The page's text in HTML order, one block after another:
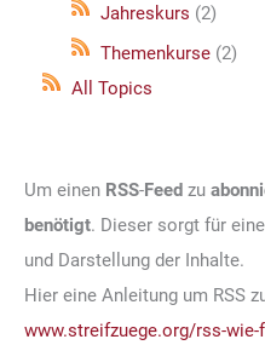
Jahreskurs (2)
Themenkurse(2)
All Topics
Um einen RSS-Feed zu
benötigt. Dieser sorgt für
und Darstellung der Inhalte.
Hier eine Anleitung um RSS
www.streifzuege.org/rss-